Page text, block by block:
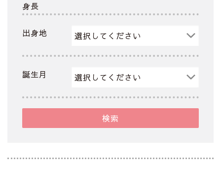
身長
出身地
誕生月
検索